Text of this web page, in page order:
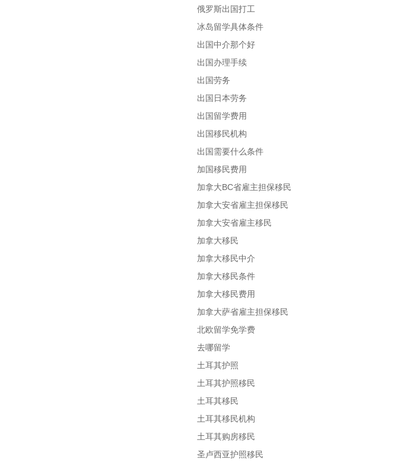
俄罗斯出国打工
冰岛留学具体条件
出国中介那个好
出国办理手续
出国劳务
出国日本劳务
出国留学费用
出国移民机构
出国需要什么条件
加国移民费用
加拿大BC省雇主担保移民
加拿大安省雇主担保移民
加拿大安省雇主移民
加拿大移民
加拿大移民中介
加拿大移民条件
加拿大移民费用
加拿大萨省雇主担保移民
北欧留学免学费
去哪留学
土耳其护照
土耳其护照移民
土耳其移民
土耳其移民机构
土耳其购房移民
圣卢西亚护照移民